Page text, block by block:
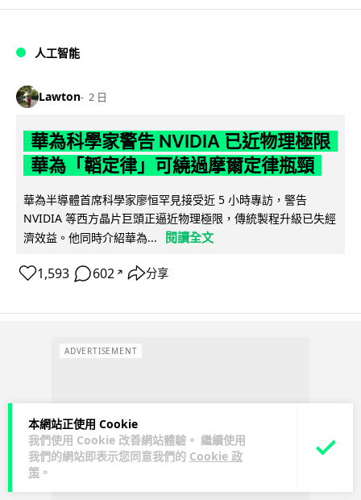
本網站正使用 Cookie
我們使用 Cookie 改善網站體驗。 繼續使用
我們的網站即表示您同意我們的 Cookie 政
策 。
人工智能
Lawton 2 日
華為科學家警告 NVIDIA 已近物理極限
華為「韜定律」可繞過摩爾定律瓶頸
華為半導體首席科學家廖恒罕見接受近 5 小時專訪，警告
NVIDIA 等西方晶片巨頭正逼近物理極限，傳統製程升級已失經
濟效益。他同時介紹華為...
閱讀全文
1,593 602 ↗ 分享
ADVERTISEMENT